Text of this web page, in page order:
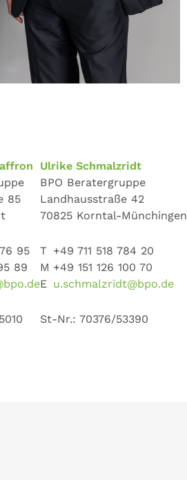
85
95
89
Ulrike Schmalzridt
BPO Beratergruppe
Landhausstraße 42
70825 Korntal-Münchingen
T +49 711 518 784 20
M +49 151 126 100 70
E u.schmalzridt@bpo.de
St-Nr.: 70376/53390